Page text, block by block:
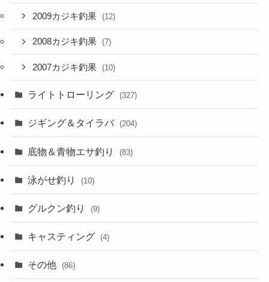
2009カジキ釣果 (12)
2008カジキ釣果 (7)
2007カジキ釣果 (10)
ライトトローリング (327)
ジギング＆タイラバ (204)
底物＆青物エサ釣り (83)
泳がせ釣り (10)
グルクン釣り (9)
キャスティング (4)
その他 (86)